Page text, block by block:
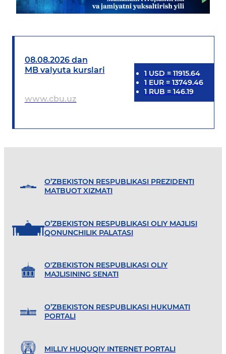
08.08.2026 dan
MB valyuta kurslari
www.cbu.uz
1 USD = 11915.64
1 EUR= 13749.46
1 RUB = 146.19
O’ZBEKISTON RESPUBLIKASI PREZIDENTI
MATBUOT XIZMATI
O’ZBEKISTON RESPUBLIKASI OLIY MAJLISI
QONUNCHILIK PALATASI
O'ZBEKISTON RESPUBLIKASI OLIY
MAJLISINING SENATI
O’ZBEKISTON RESPUBLIKASI HUKUMATI
PORTALI
MILLIY HUQUQIY INTERNET PORTALI